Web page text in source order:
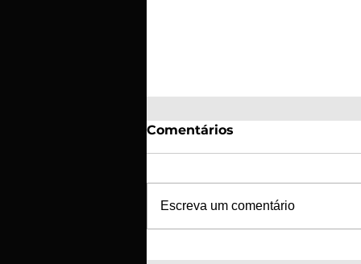
SC Braga e GD Tourizense
Comentários
Escreva um comentário